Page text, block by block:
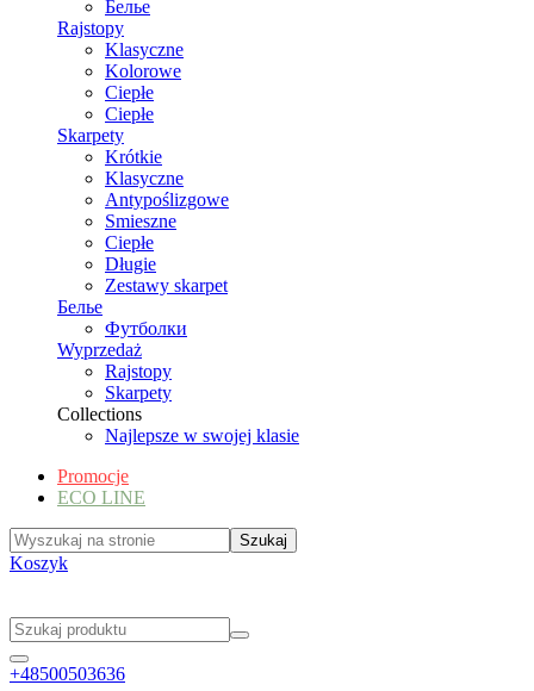
Белье
Rajstopy
Klasyczne
Kolorowe
Ciepłe
Ciepłe
Skarpety
Krótkie
Klasyczne
Antypoślizgowe
Smieszne
Ciepłe
Długie
Zestawy skarpet
Белье
Футболки
Wyprzedaż
Rajstopy
Skarpety
Collections
Najlepsze w swojej klasie
Promocje
ECO LINE
Koszyk
+48500503636